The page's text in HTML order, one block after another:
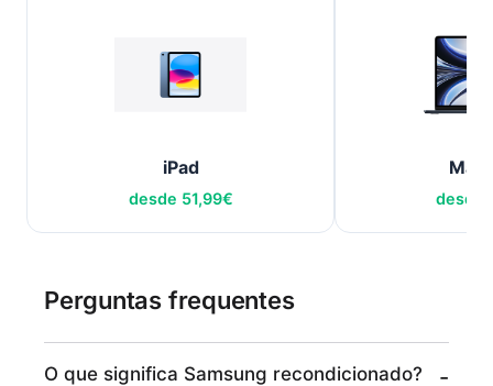
iPad
desde 51,99€ desde
Perguntas frequentes
O que significa Samsung recondicionado?